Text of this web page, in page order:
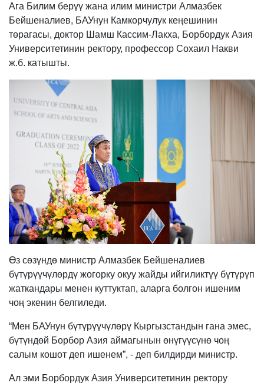
Ага Билим берүү жана илим министри Алмазбек
Бейшеналиев, БАУнун Камкорчулук кеңешинин
төрагасы, доктор Шамш Кассим-Лакха, Борбордук Азия
Университетинин ректору, профессор Сохаил Накви
ж.б. катышты.
Өз сөзүндө министр Алмазбек Бейшеналиев
бүтүрүүчүлөрдү жогорку окуу жайды ийгиликтүү бүтүрүп
жаткандары менен куттуктап, аларга болгон ишеним
чоң экенин белгиледи.
“Мен БАУнун бүтүрүүчүлөрү Кыргызстандын гана эмес,
бүтүндөй Борбор Азия аймагынын өнүгүүсүнө чоң
салым кошот деп ишенем”, - деп билдирди министр.
Ал эми Борбордук Азия Университетинин ректору